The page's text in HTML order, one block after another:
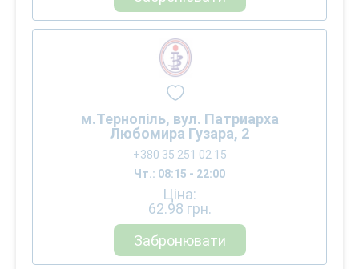
м.Тернопіль, вул. Патриарха
Любомира Гузара, 2
+380 35 251 02 15
Чт.: 08:15 - 22:00
Ціна:
62.98 грн.
Забронювати